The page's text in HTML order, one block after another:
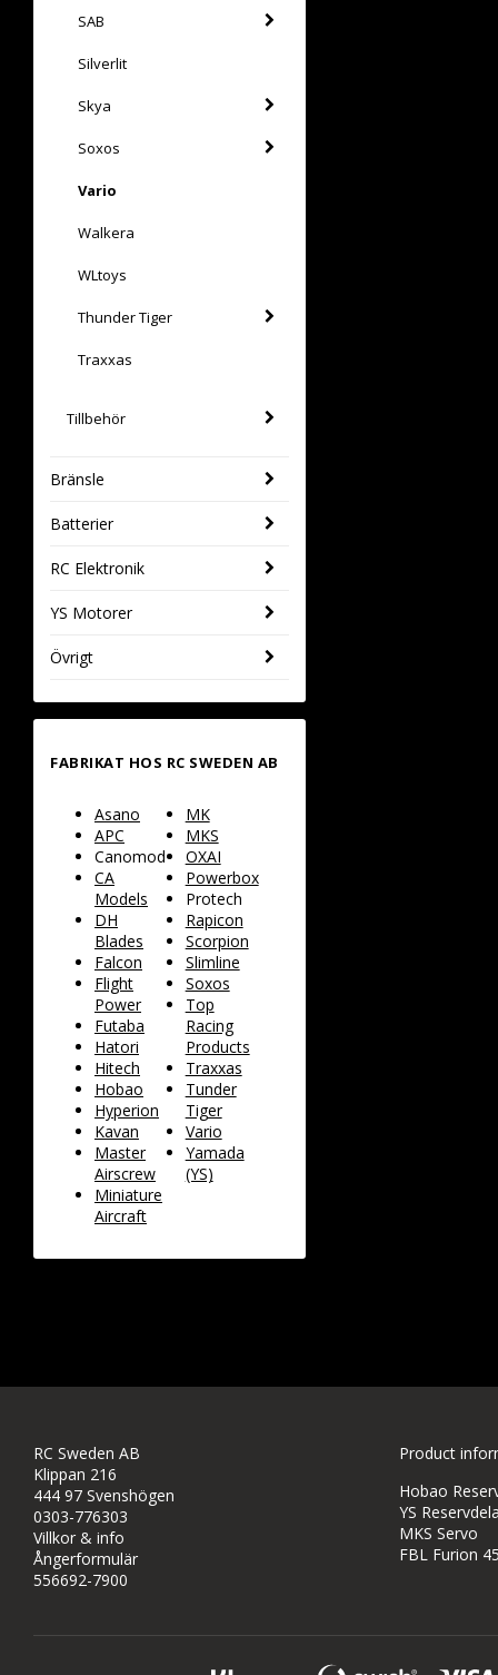
SAB
Silverlit
Skya
Soxos
Vario
Walkera
WLtoys
Thunder Tiger
Traxxas
Tillbehör
Bränsle
Batterier
RC Elektronik
YS Motorer
Övrigt
FABRIKAT HOS RC SWEDEN AB
Asano
APC
Canomod
CA
Models
DH
Blades
Falcon
Flight
Power
Futaba
Hatori
Hitech
Hobao
Hyperion
Kavan
Master
Airscrew
Miniature
Aircraft
MK
MKS
OXAI
Powerbox
Protech
Rapicon
Scorpion
Slimline
Soxos
Top
Racing
Products
Traxxas
Tunder
Tiger
Vario
Yamada
(YS)
RC Sweden AB
Klippan 216
444 97 Svenshögen
0303-776303
Villkor & info
Ångerformulär
556692-7900
Product
Hobao
YS
MKS Servo
FBL Furion